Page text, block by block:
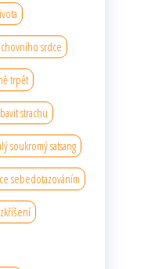
srdce
trpět
strachu
soukromý satsang
sebedotazováním